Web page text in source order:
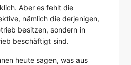
Aber es fehlt die
nämlich die derjenigen,
besitzen, sondern in
beschäftigt sind.
heute sagen, was aus